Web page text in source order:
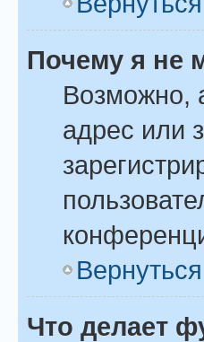
Почему я не
Возможно,
адрес или
Что делает